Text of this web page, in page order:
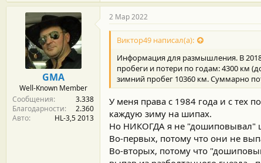
GMA
Well-Known Member
Сообщения
3.338
Благодарности
2.360
Авто
HL-3,5 2013
2 Мар 2022
Виктор49 написал(а):
Информация для размышления. В 2018
пробеги и потери по годам: 4300 км
зимний пробег 10360 км. Суммарно
У меня права с 1984 года и с тех
каждую зиму на шипах.
Но НИКОГДА я не "дошиповывал"
Во-первых, потому что они не
Во-вторых, потому что